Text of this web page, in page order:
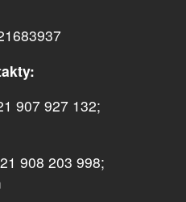
907 927 132;
908 203 998;